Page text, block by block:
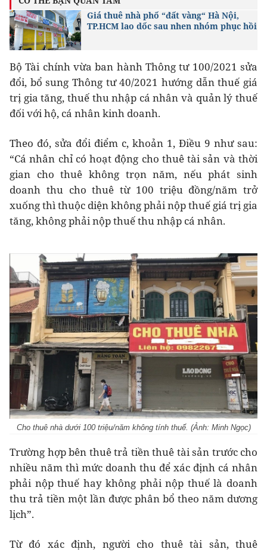
Giá thuê nhà phố “đất vàng“ Hà Nội,
TP.HCM lao dốc sau nhen nhóm phục hồi
Bộ Tài chính vừa ban hành Thông tư 100/2021 sửa
đổi, bổ sung Thông tư 40/2021 hướng dẫn thuế giá
trị gia tăng, thuế thu nhập cá nhân và quản lý thuế
đối với hộ, cá nhân kinh doanh.
Theo đó, sửa đổi điểm c, khoản 1, Điều 9 như sau:
“Cá nhân chỉ có hoạt động cho thuê tài sản và thời
gian cho thuê không trọn năm, nếu phát sinh
doanh thu cho thuê từ 100 triệu đồng/năm trở
xuống thì thuộc diện không phải nộp thuế giá trị gia
tăng, không phải nộp thuế thu nhập cá nhân.
Cho thuê nhà dưới 100 triệu/năm không tính thuế. (Ảnh: Minh Ngọc)
Trường hợp bên thuê trả tiền thuê tài sản trước cho
nhiều năm thì mức doanh thu để xác định cá nhân
phải nộp thuế hay không phải nộp thuế là doanh
thu trả tiền một lần được phân bổ theo năm dương
lịch”.
Từ đó xác định, người cho thuê tài sản, thuê